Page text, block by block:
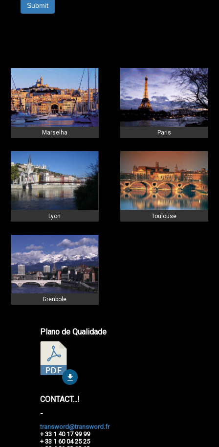
Submit
Marselha Paris
Lyon Toulouse
Grenbole
Plano de Qualidade
CONTACT...!
-
transword@transword.fr
+ 33 1 40 17 99 99
+ 33 1 60 04 25 25